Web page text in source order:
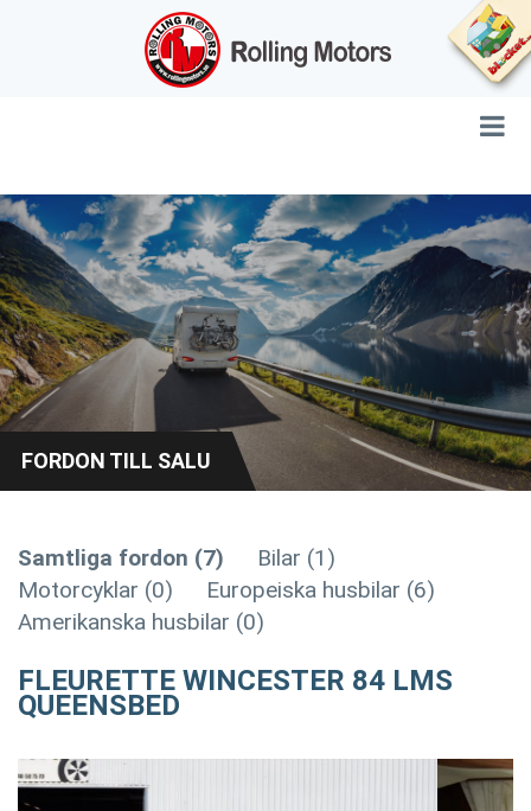
FORDON TILL SALU
Samtliga fordon (7)
Bilar (1)
Motorcyklar (0)
Europeiska husbilar (6)
Amerikanska husbilar (0)
FLEURETTE WINCESTER 84 LMS
QUEENSBED